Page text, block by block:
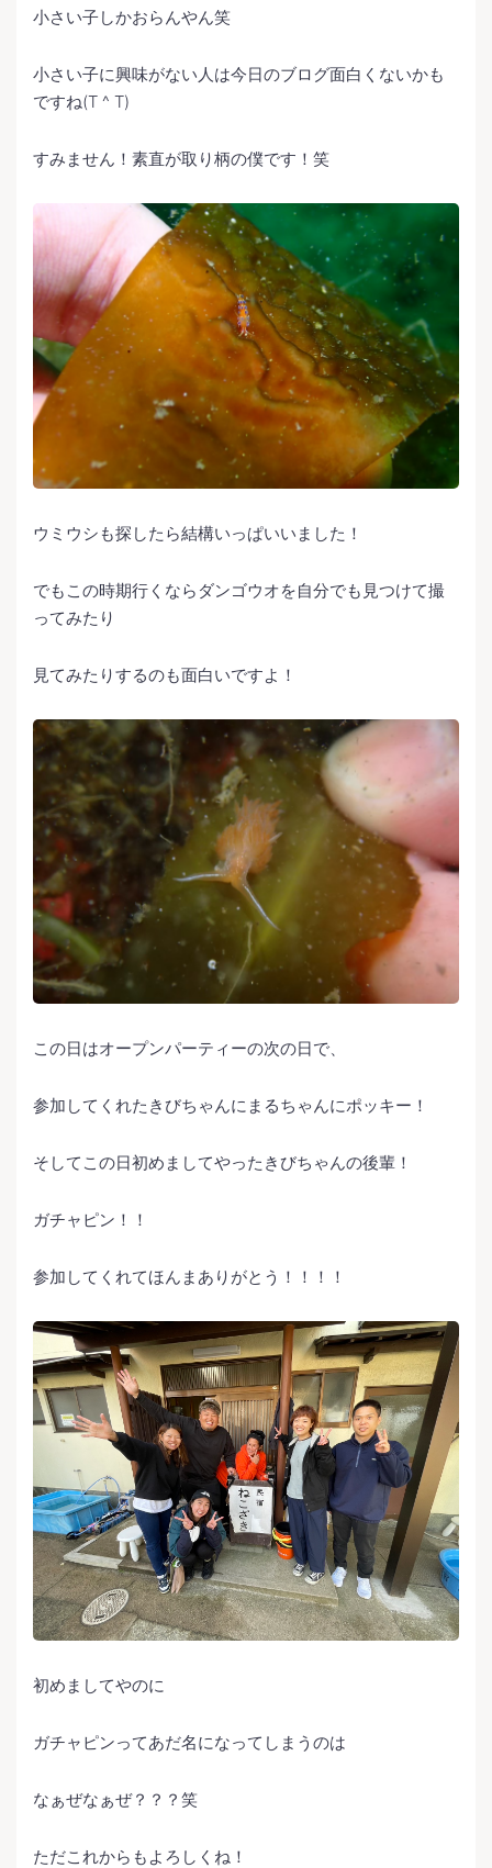
小さい子しかおらんやん笑
小さい子に興味がない人は今日のブログ面白くないかも
ですね(T ^ T)
すみません！素直が取り柄の僕です！笑
ウミウシも探したら結構いっぱいいました！
でもこの時期行くならダンゴウオを自分でも見つけて撮
ってみたり
見てみたりするのも面白いですよ！
この日はオープンパーティーの次の日で、
参加してくれたきびちゃんにまるちゃんにポッキー！
そしてこの日初めましてやったきびちゃんの後輩！
ガチャピン！！
参加してくれてほんまありがとう！！！！
初めましてやのに
ガチャピンってあだ名になってしまうのは
なぁぜなぁぜ？？？笑
ただこれからもよろしくね！